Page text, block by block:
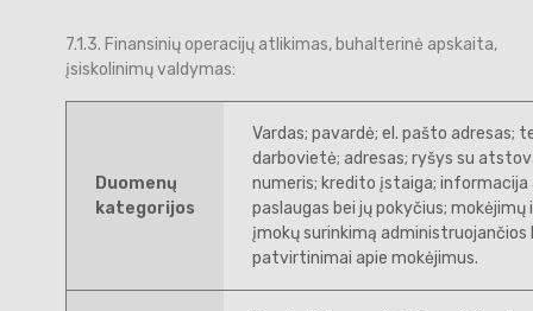
7.1.3. Finansinių operacijų atlikimas, buhalterinė apskaita,
įsiskolinimų valdymas:
Duomenų
kategorijos
Vardas; pavardė; el. pašto adresas;
darbovietė; adresas; ryšys su
numeris; kredito įstaiga;
paslaugas bei jų pokyčius;
įmokų surinkimą
patvirtinimai apie mokėjimus.